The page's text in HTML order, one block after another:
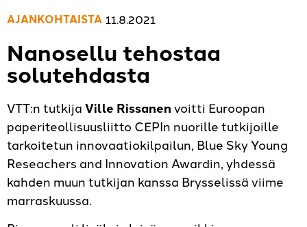
AJANKOHTAISTA 11.8.2021
Nanosellu tehostaa
solutehdasta
VTT:n tutkijaVille Rissanenvoitti Euroopan
paperiteollisuusliitto CEPIn nuorille tutkijoille
tarkoitetun innovaatiokilpailun, Blue Sky Young
Reseachers and Innovation Awardin, yhdessä
kahden muun tutkijan kanssa Brysselissä viime
marraskuussa.